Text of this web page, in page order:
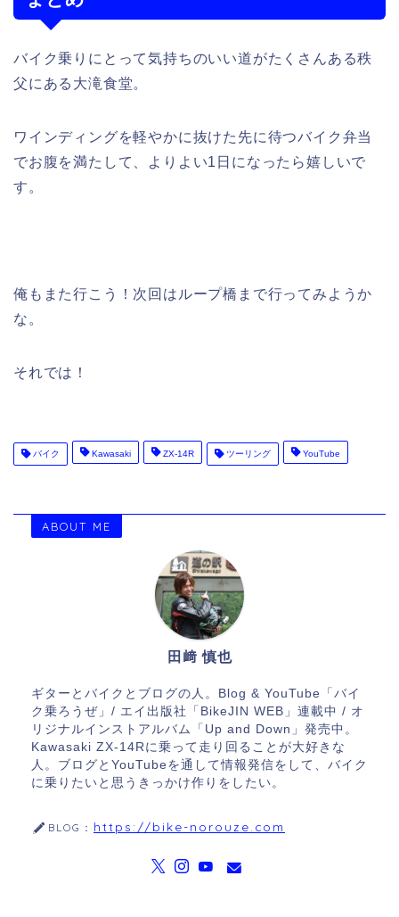
バイク乗りにとって気持ちのいい道がたくさんある秩
父にある大滝食堂。
ワインディングを軽やかに抜けた先に待つバイク弁当
でお腹を満たして、よりよい1日になったら嬉しいで
す。
俺もまた行こう！次回はループ橋まで行ってみようか
な。
それでは！
バイク Kawasaki ZX-14R ツーリング YouTube
ABOUT ME
田﨑 慎也
ギターとバイクとブログの人。Blog & YouTube「バイ
ク乗ろうぜ」/ エイ出版社「BikeJIN WEB」連載中 / オ
リジナルインストアルバム「Up and Down」発売中。
Kawasaki ZX-14Rに乗って走り回ることが大好きな
人。ブログとYouTubeを通して情報発信をして、バイク
に乗りたいと思うきっかけ作りをしたい。
BLOG： https://bike-norouze.com